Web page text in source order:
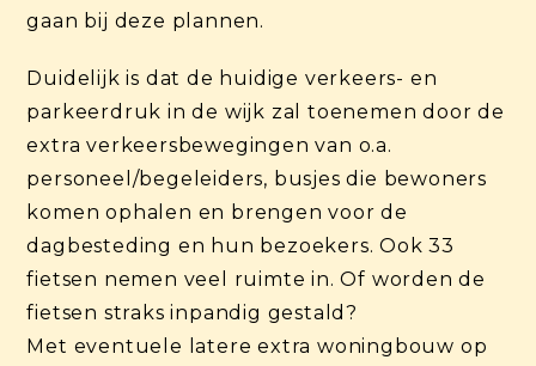
gaan bij deze plannen.
Duidelijk is dat de huidige verkeers- en
parkeerdruk in de wijk zal toenemen door de
extra verkeersbewegingen van o.a.
personeel/begeleiders, busjes die bewoners
komen ophalen en brengen voor de
dagbesteding en hun bezoekers. Ook 33
fietsen nemen veel ruimte in. Of worden de
fietsen straks inpandig gestald?
Met eventuele latere extra woningbouw op